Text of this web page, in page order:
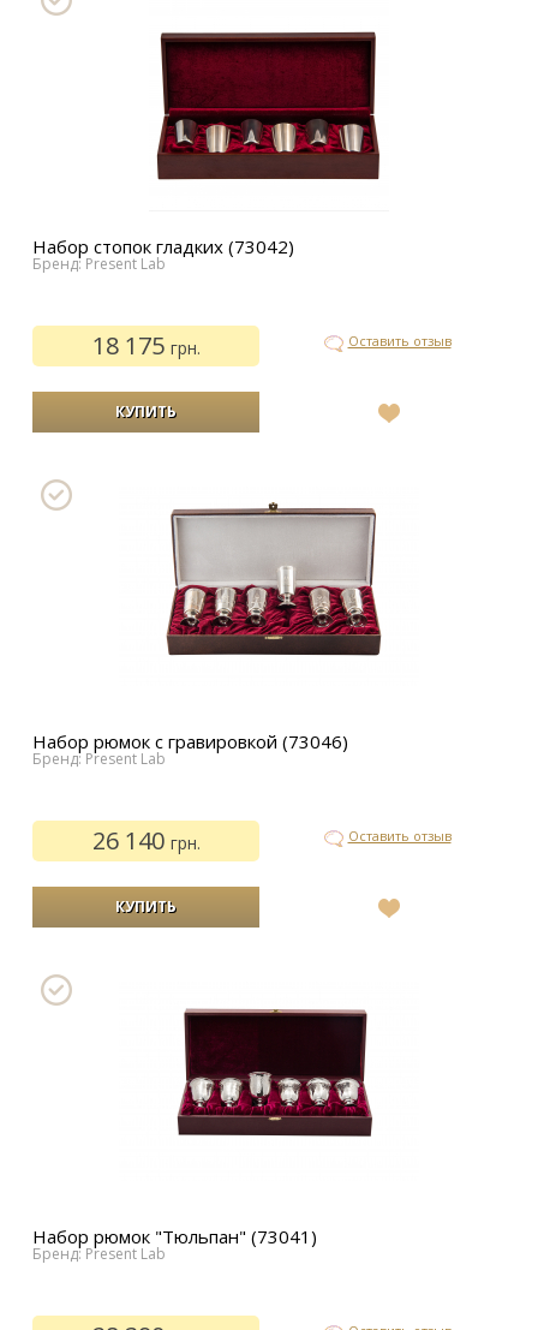
Набор стопок гладких (73042)
Бренд: Present Lab
18 175 грн. Оставить отзыв
Набор рюмок с гравировкой (73046)
Бренд: Present Lab
26 140 грн. Оставить отзыв
Набор рюмок "Тюльпан" (73041)
Бренд: Present Lab